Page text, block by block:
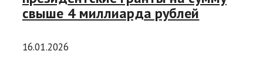
свыше 4 миллиарда рублей
16.01.2026